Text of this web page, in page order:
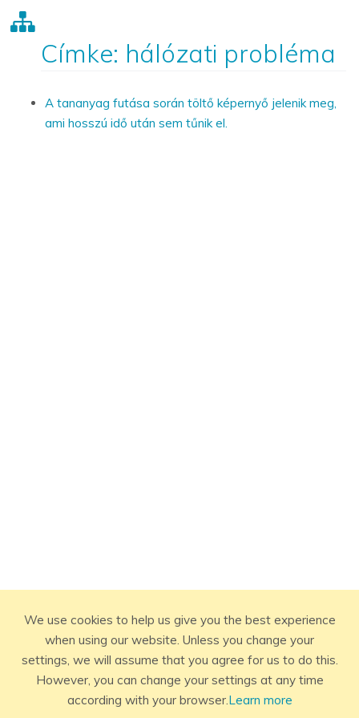
Címke: hálózati probléma
A tananyag futása során töltő képernyő jelenik meg,
ami hosszú idő után sem tűnik el.
We use cookies to help us give you the best experience
when using our website. Unless you change your
settings, we will assume that you agree for us to do this.
However, you can change your settings at any time
according with your browser.Learn more